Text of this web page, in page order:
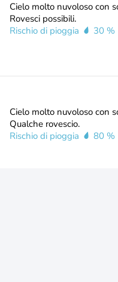
Cielo molto nuvoloso con
Rovesci possibili.
Rischio di pioggia
30 %
Cielo molto nuvoloso con
Qualche rovescio.
Rischio di pioggia
80 %